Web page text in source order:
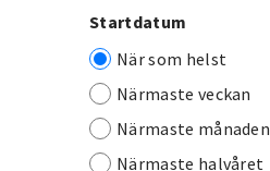
Startdatum
När som helst
Närmaste veckan
Närmaste månaden
Närmaste halvåret